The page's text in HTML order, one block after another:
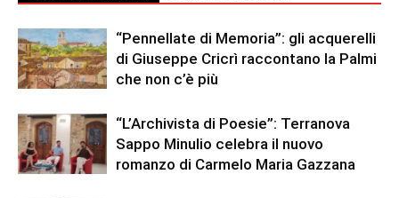
“Pennellate di Memoria”: gli acquerelli
di Giuseppe Cricrì raccontano la Palmi
che non c’è più
“L’Archivista di Poesie”: Terranova
Sappo Minulio celebra il nuovo
romanzo di Carmelo Maria Gazzana